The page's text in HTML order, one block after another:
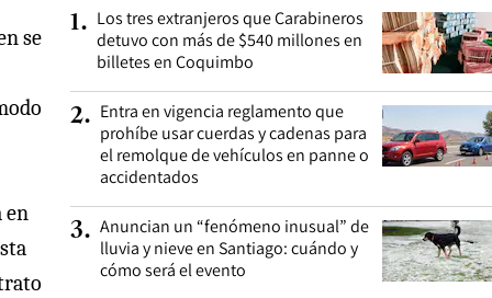
se
en
1. Los tres extranjeros que Carabineros
detuvo con más de $540 millones en
billetes en Coquimbo
2. Entra en vigencia reglamento que
prohíbe usar cuerdas y cadenas para
el remolque de vehículos en panne o
accidentados
3. Anuncian un “fenómeno inusual” de
lluvia y nieve en Santiago: cuándo y
cómo será el evento